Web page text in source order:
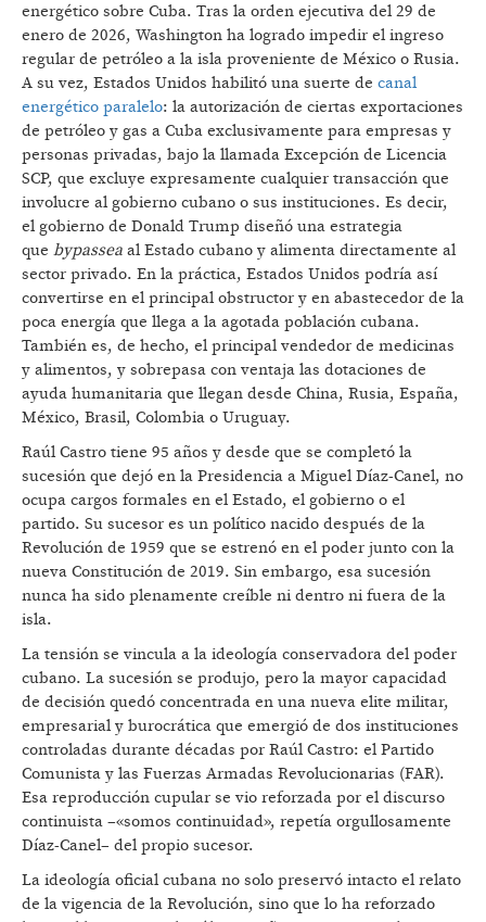
energético sobre Cuba. Tras la orden ejecutiva del 29 de
enero de 2026, Washington ha logrado impedir el ingreso
regular de petróleo a la isla proveniente de México o Rusia.
A su vez, Estados Unidos habilitó una suerte de canal
energético paralelo: la autorización de ciertas exportaciones
de petróleo y gas a Cuba exclusivamente para empresas y
personas privadas, bajo la llamada Excepción de Licencia
SCP, que excluye expresamente cualquier transacción que
involucre al gobierno cubano o sus instituciones. Es decir,
el gobierno de Donald Trump diseñó una estrategia
que bypassea al Estado cubano y alimenta directamente al
sector privado. En la práctica, Estados Unidos podría así
convertirse en el principal obstructor y en abastecedor de la
poca energía que llega a la agotada población cubana.
También es, de hecho, el principal vendedor de medicinas
y alimentos, y sobrepasa con ventaja las dotaciones de
ayuda humanitaria que llegan desde China, Rusia, España,
México, Brasil, Colombia o Uruguay.
Raúl Castro tiene 95 años y desde que se completó la
sucesión que dejó en la Presidencia a Miguel Díaz-Canel, no
ocupa cargos formales en el Estado, el gobierno o el
partido. Su sucesor es un político nacido después de la
Revolución de 1959 que se estrenó en el poder junto con la
nueva Constitución de 2019. Sin embargo, esa sucesión
nunca ha sido plenamente creíble ni dentro ni fuera de la
isla.
La tensión se vincula a la ideología conservadora del poder
cubano. La sucesión se produjo, pero la mayor capacidad
de decisión quedó concentrada en una nueva elite militar,
empresarial y burocrática que emergió de dos instituciones
controladas durante décadas por Raúl Castro: el Partido
Comunista y las Fuerzas Armadas Revolucionarias (FAR).
Esa reproducción cupular se vio reforzada por el discurso
continuista –«somos continuidad», repetía orgullosamente
Díaz-Canel– del propio sucesor.
La ideología oficial cubana no solo preservó intacto el relato
de la vigencia de la Revolución, sino que lo ha reforzado